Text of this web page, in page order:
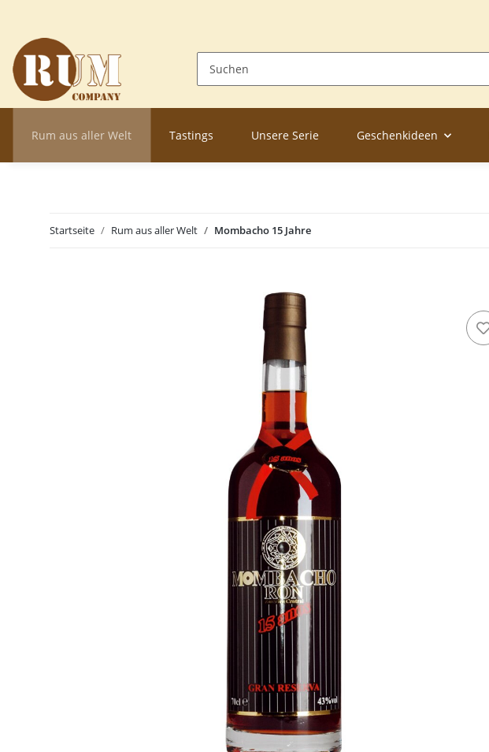
Rum aus aller Welt Tastings Unsere Serie Geschenkideen
Startseite Rum aus aller Welt Mombacho 15 Jahre